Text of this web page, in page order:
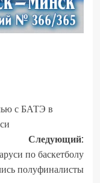
с БАТЭ в
Следующий:
по баскетболу
полуфиналисты